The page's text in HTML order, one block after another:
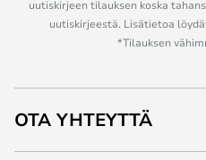
uutiskirjeen tilauksen koska
uutiskirjeestä. Lisätietoa
*Tilauksen
OTA YHTEYTTÄ